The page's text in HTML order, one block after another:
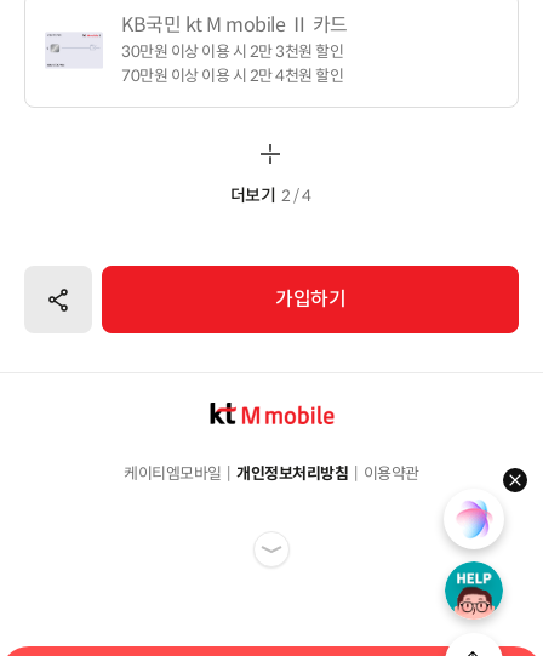
KB국민 kt M mobile Ⅱ 카드
30만원 이상 이용 시 2만 3천원 할인
70만원 이상 이용 시 2만 4천원 할인
더보기 2 / 4
공유하기 가입하기
케이티엠모바일 개인정보처리방침 이용약관 help